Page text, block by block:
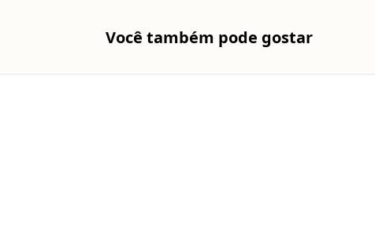
Você também pode gostar